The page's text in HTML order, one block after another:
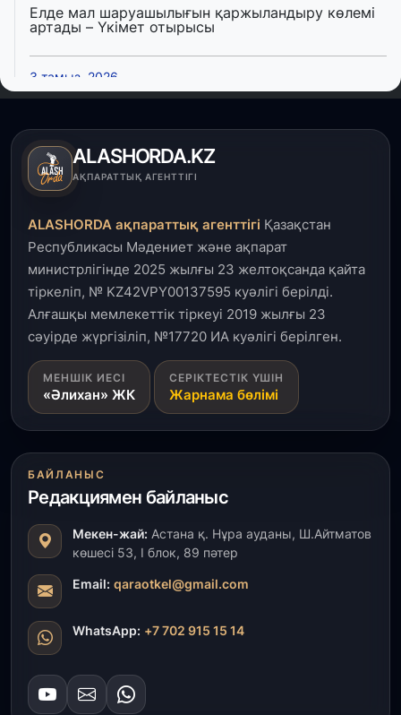
Елде мал шаруашылығын қаржыландыру көлемі
артады – Үкімет отырысы
3 тамыз, 2026
Өңірлерде жаңа вокзалдар, су құбыры,
пайдалануға берілді
3 тамыз, 2026
Қызылордада 300 орындық аурухана,
салынып жатыр
1 тамыз, 2026
Кинопоиск Қазақстан азаматтарының ең
танымал онлайн-кинотеатрына айналды
31 шілде, 2026
Ақмола облысындағы кездесуде кәсіпкерлер мен
ұстаздар «Әділет» партиясына өз ұсыныстарын
айтты
ҚР Президенті Орталық Азия елдеріне
ұзақмерзімді ынтымақтастық жоспарын әзірлеуді
ұсынды
31 шілде, 2026
«Ауыл аманаты»: Түркістанда 30,2 млрд теңгеге
4 223 жоба қаржыландырылды
31 шілде, 2026
толық ауыз сумен қамтылды
ALASHORDA.KZ
АҚПАРАТТЫҚ АГЕНТТІГІ
ALASHORDA ақпараттық агенттігі Қазақстан
Республикасы Мәдениет және ақпарат
министрлігінде 2025 жылғы 23 желтоқсанда қайта
тіркеліп, № KZ42VPY00137595 куәлігі берілді.
Алғашқы мемлекеттік тіркеуі 2019 жылғы 23
сәуірде жүргізіліп, №17720 ИА куәлігі берілген.
МЕНШІК ИЕСІ
«Әлихан» ЖК
СЕРІКТЕСТІК ҮШІН
Жарнама бөлімі
БАЙЛАНЫС
Редакциямен байланыс
Мекен-жай: Астана қ. Нұра ауданы, Ш.Айтматов
көшесі 53, І блок, 89 пәтер
Email: qaraotkel@gmail.com
WhatsApp: +7 702 915 15 14